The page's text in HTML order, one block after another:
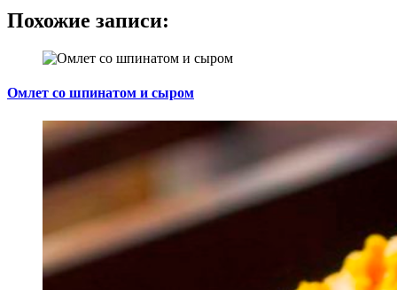
Похожие записи:
Омлет со шпинатом и сыром